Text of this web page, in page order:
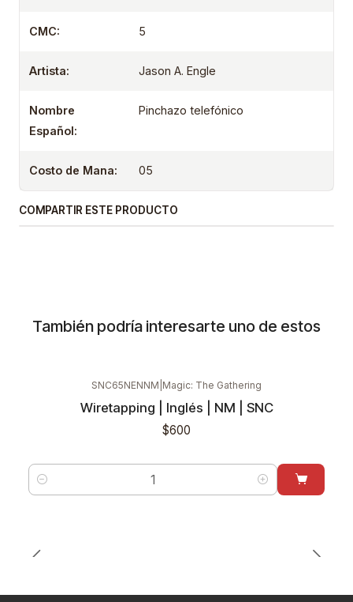
CMC: 5
Artista: Jason A. Engle
Nombre
Español:
Pinchazo telefónico
Costo de Mana: 05
COMPARTIR ESTE PRODUCTO
También podría interesarte uno de estos
SNC65NENNM Magic: The Gathering
Wiretapping | Inglés | NM | SNC
$600
Cantidad